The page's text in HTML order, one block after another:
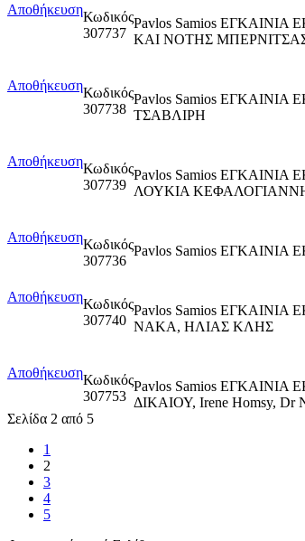
ΑποθήκευσηΚωδικός
307737
Pavlos Samios
ΚΑΙ ΝΟΤΗΣ
ΑποθήκευσηΚωδικός
307738
Pavlos Samios
ΤΣΑΒΛΙΡΗ
ΑποθήκευσηΚωδικός
307739
Pavlos Samios
ΛΟΥΚΙΑ
ΑποθήκευσηΚωδικός
307736
Pavlos Samios
ΑποθήκευσηΚωδικός
307740
Pavlos Samios
ΝΑΚΑ, ΗΛΙΑΣ ΚΛΗΣ
ΑποθήκευσηΚωδικός
307753
Pavlos Samios
ΔΙΚΑΙΟΥ, Irene Homsy,
Σελίδα 2 από 5
1
2
3
4
5